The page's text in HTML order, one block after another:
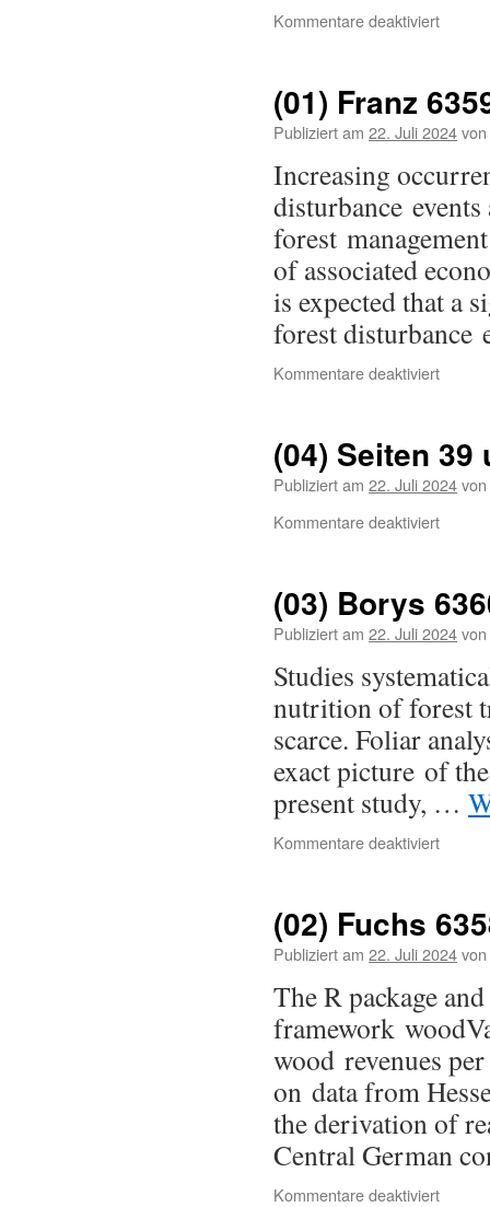
Kommentare deaktiviert
(01) Franz
Publiziert am 22. Juli 2024von
Increasing
disturbance
forest
of associated
is expected that a
forest
Kommentare deaktiviert
(04) Seiten 39
Publiziert am 22. Juli 2024von
Kommentare deaktiviert
(03) Borys
Publiziert am 22. Juli 2024von
Studies
nutrition of forest
scarce. Foliar
exact picture of
present study, …
Kommentare deaktiviert
(02) Fuchs
Publiziert am 22. Juli 2024von
The R package
framework
wood revenues
on data from
the derivation of
Central German
Kommentare deaktiviert